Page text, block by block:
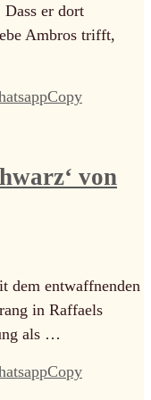
er dort
Ambros trifft,
Copy
von
dem entwaffnenden
in Raffaels
als …
Copy